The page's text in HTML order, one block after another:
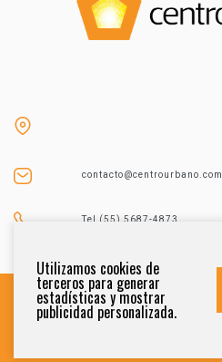
contacto@centrourbano.com
Tel (55) 5687-4873
Utilizamos cookies de
terceros para generar
estadísticas y mostrar
publicidad personalizada.